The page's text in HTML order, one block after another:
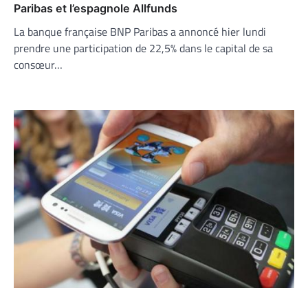
Paribas et l’espagnole Allfunds
La banque française BNP Paribas a annoncé hier lundi
prendre une participation de 22,5% dans le capital de sa
consœur…